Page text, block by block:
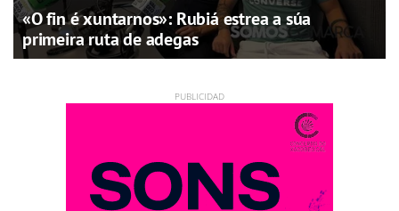
«O fin é xuntarnos»: Rubiá estrea a súa
primeira ruta de adegas